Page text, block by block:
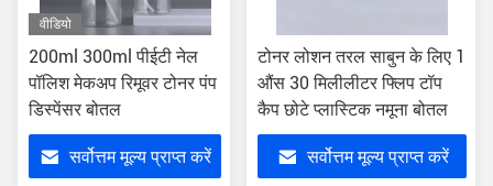
वीडियो
200ml 300ml पीईटी नेल
पॉलिश मेकअप रिमूवर टोनर पंप
डिस्पेंसर बोतल
सर्वोत्तम मूल्य प्राप्त करें
टोनर लोशन तरल साबुन के लिए 1
औंस 30 मिलीलीटर फ्लिप टॉप
कैप छोटे प्लास्टिक नमूना बोतल
सर्वोत्तम मूल्य प्राप्त करें